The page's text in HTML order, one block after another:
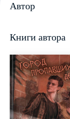
Автор
Книги автора